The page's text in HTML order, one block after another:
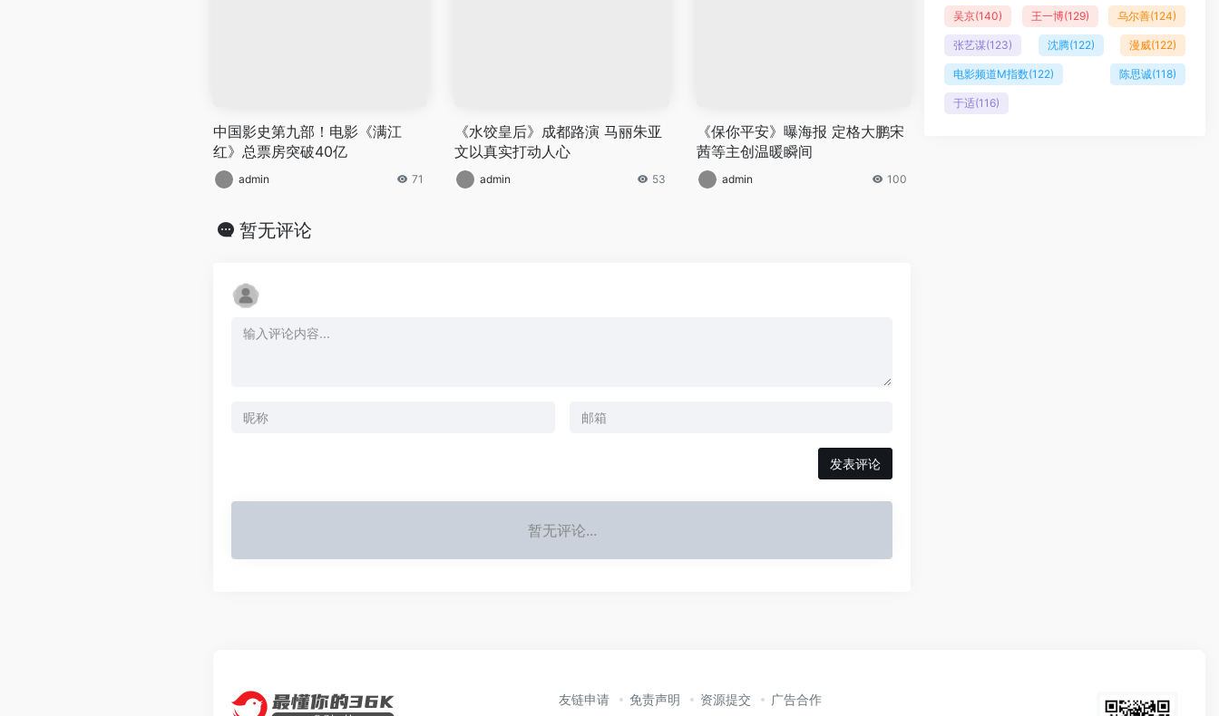
中国影史第九部！电影《满江
红》总票房突破40亿
admin 71
《水饺皇后》成都路演 马丽朱亚
文以真实打动人心
admin 53
《保你平安》曝海报 定格大鹏宋
茜等主创温暖瞬间
admin 100
暂无评论
发表评论
暂无评论...
吴京(140) 王一博(129) 乌尔善(124)
张艺谋(123) 沈腾(122) 漫威(122)
电影频道M指数(122) 陈思诚(118)
于适(116)
友链申请 免责声明 资源提交 广告合作